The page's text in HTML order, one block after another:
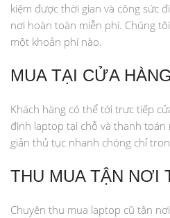
kiệm được thời gian và công sức
nơi hoàn toàn miễn phí. Chúng
một khoản phí nào.
MUA TẠI CỬA HÀNG
Khách hàng có thể tới trực tiếp
định laptop tại chỗ và thanh
giản thủ tục nhanh chóng chỉ
THU MUA TẬN NƠI
Chuyên thu mua laptop cũ tận